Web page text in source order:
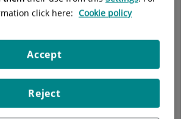
progressivament:si el dolor
si es localitza en una zona concreta
part inferior dreta de l’abdomen), és
a urgències.
amb febre alta:
i febre superior a 38 °C pot indicar una
click here: Cookie policy
Reject
Accept